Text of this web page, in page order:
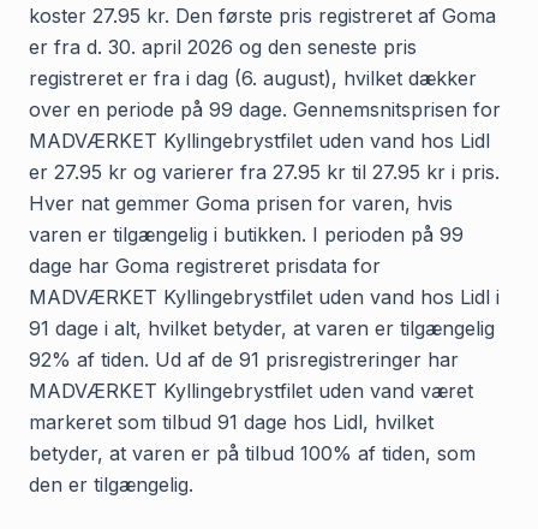
koster 27.95 kr. Den første pris registreret af Goma
er fra d. 30. april 2026 og den seneste pris
registreret er fra i dag (6. august), hvilket dækker
over en periode på 99 dage. Gennemsnitsprisen for
MADVÆRKET Kyllingebrystfilet uden vand hos Lidl
er 27.95 kr og varierer fra 27.95 kr til 27.95 kr i pris.
Hver nat gemmer Goma prisen for varen, hvis
varen er tilgængelig i butikken. I perioden på 99
dage har Goma registreret prisdata for
MADVÆRKET Kyllingebrystfilet uden vand hos Lidl i
91 dage i alt, hvilket betyder, at varen er tilgængelig
92% af tiden. Ud af de 91 prisregistreringer har
MADVÆRKET Kyllingebrystfilet uden vand været
markeret som tilbud 91 dage hos Lidl, hvilket
betyder, at varen er på tilbud 100% af tiden, som
den er tilgængelig.